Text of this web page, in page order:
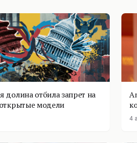
долина отбила запрет на
модели
4